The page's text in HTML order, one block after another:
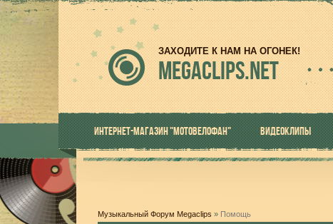
ЗАХОДИТЕ К НАМ НА ОГОНЕК!
MEGACLIPS.NET
ИНТЕРНЕТ-МАГАЗИН "МОТОВЕЛОФАН" ВИДЕОКЛИПЫ
Музыкальный Форум Megaclips » Помощь